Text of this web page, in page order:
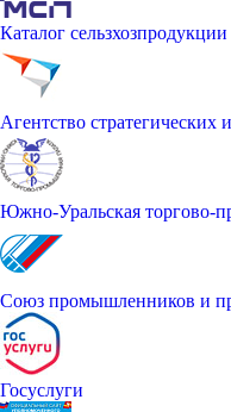
Каталог сельзхозпродукции
Агентство стратегических
Южно-Уральская торгово-
Союз промышленников и
Госуслуги